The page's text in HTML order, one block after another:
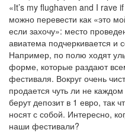
«It’s my flughaven and I rave
можно перевести как «это
если захочу»: место
авиатема подчеркивается и
Например, по полю ходят
форме, которые раздают
фестиваля. Вокруг очень
продается чуть ли не
берут депозит в 1 евро, так
носят с собой. Интересно,
наши фестивали?